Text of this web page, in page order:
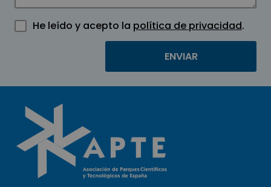
He leído y acepto la política de privacidad.